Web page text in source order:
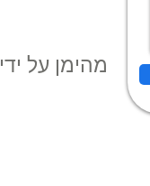
מהימן על ידי